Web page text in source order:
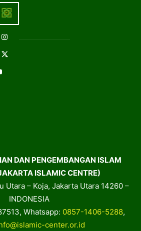
DAN PENGEMBANGAN ISLAM
ISLAMIC CENTRE)
Utara – Koja, Jakarta Utara 14260 –
INDONESIA
Whatsapp: 0857-1406-5288,
center.or.id